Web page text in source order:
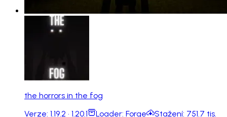
the horrors in the fog
Verze: 1.19.2 · 1.20.1 Loader: Forge Stažení: 751.7 tis.